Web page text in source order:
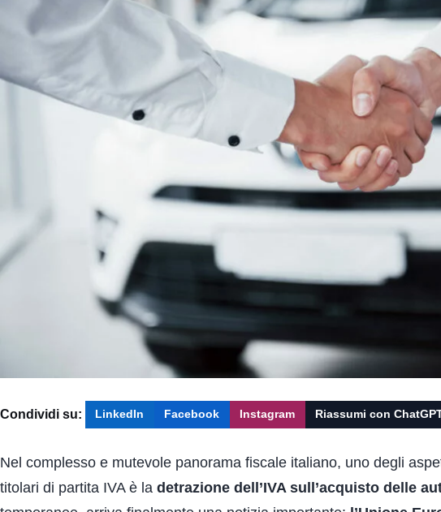
Condividi su: LinkedIn Facebook Instagram Riassumi con
Nel complesso e mutevole panorama fiscale italiano, uno degli
titolari di partita IVA è la detrazione dell’IVA sull’acquisto delle